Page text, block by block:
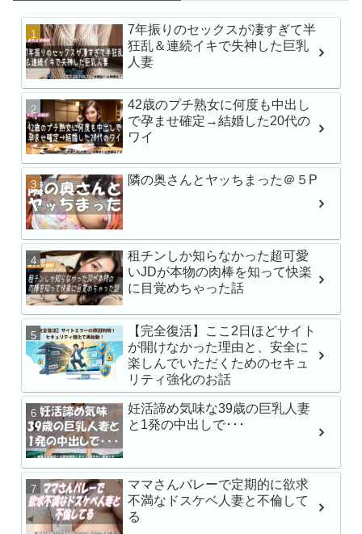
7年振りのセックスが凄すぎて半
狂乱＆連続イキで失神した巨乳
人妻
42歳のプチ熟女に何度も中出し
で孕ませ確定→結婚した20代の
ワイ
隣の奥さんとヤッちまった＠５P
租チンしか知らなかった超可愛
いJDが本物の肉棒を知って快楽
に目覚めちゃった話
【完全復活】ここ2日ほどサイト
が開けなかった理由と、安全に
楽しんでいただくためのセキュ
リティ強化のお話
妊活諦め気味な39歳の巨乳人妻
と1発の中出しで･･･
ママさんバレーで定期的に欲求
不満なドスケベ人妻と不倫して
る
新人NO.1 STYLE 最
瀬戸環奈AVデビュー
最強ヒロインAV初体
MFCS-149 刺激を求
Gcup元カノ あまちゅ
REC＃みき＃OL
苦手な同僚と飲み会帰
小湊よつ葉
【VR】【俺専用メイ
レが過ぎる】立場逆転
ブSEX 石川澪
【VR】【8K】矢埜愛
禁。芸能人の彼女とキ
のいちゃらぶ同棲生活